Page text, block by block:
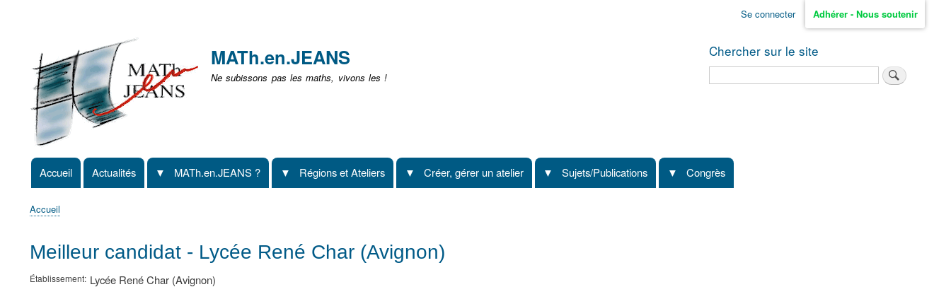
non
identifié
Se connecter Adhérer - Nous soutenir
MATh.en.JEANS
Ne subissons pas les maths, vivons les !
Chercher sur le site
Navigation
principale
Accueil Actualités MATh.en.JEANS ? Régions et Ateliers Créer, gérer un atelier Sujets/Publications Congrès
d'Ariane
Accueil
Meilleur candidat - Lycée René Char (Avignon)
Établissement Lycée René Char (Avignon)